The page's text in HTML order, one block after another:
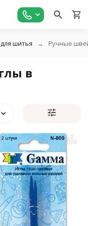
шитья Ручные
в